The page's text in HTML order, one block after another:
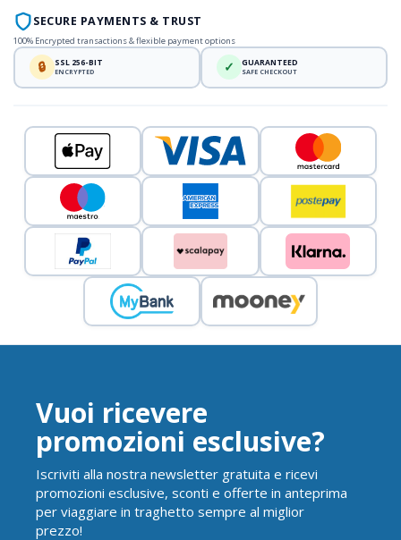
SECURE PAYMENTS & TRUST
100% Encrypted transactions & flexible payment options
🔒 SSL 256-BIT
ENCRYPTED ✓ GUARANTEED
SAFE CHECKOUT
Vuoi ricevere
promozioni esclusive?
Iscriviti alla nostra newsletter gratuita e ricevi
promozioni esclusive, sconti e offerte in anteprima
per viaggiare in traghetto sempre al miglior
prezzo!